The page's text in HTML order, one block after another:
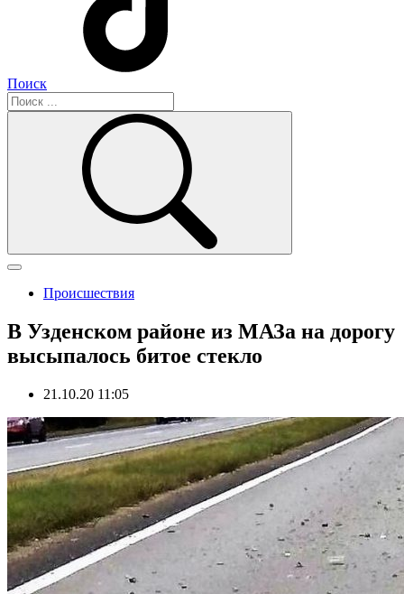
Поиск
Происшествия
В Узденском районе из МАЗа на дорогу
высыпалось битое стекло
21.10.20 11:05